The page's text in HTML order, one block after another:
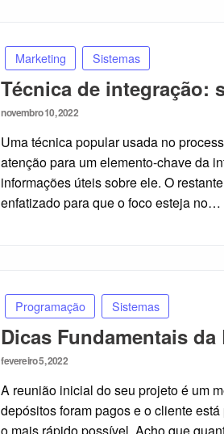
Marketing Sistemas
Técnica de integração:
Posted
novembro 10, 2022
Uma técnica popular usada no
atenção para um elemento-chave da
informações úteis sobre ele. O
enfatizado para que o foco esteja no…
Programação Sistemas
Dicas Fundamentais
Posted
fevereiro 5, 2022
A reunião inicial do seu projeto é um
depósitos foram pagos e o cliente